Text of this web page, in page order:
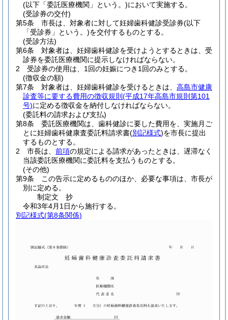
(以下「委託医療機関」という。)において実施する。
(受診券の交付)
第5条
市長は、対象者に対して妊婦歯科健診受診券(以下
「受診券」という。)を交付するものとする。
(受診方法)
第6条
対象者は、妊婦歯科健診を受けようとするときは、受
診券を委託医療機関に提示しなければならない。
2
受診券の使用は、1回の妊娠につき1回のみとする。
(徴収金の額)
第7条
対象者は、妊婦歯科健診を受けるときは、 高島市健康
診査等に要する費用の徴収規則 (平成17年高島市規則第101
号)に定める徴収金を納付しなければならない。
(委託料の請求および支払)
第8条
委託医療機関は、歯科健診に要した費用を、実施月ご
とに妊婦歯科健康査委託料請求書(別記様式)を市長に提出
するものとする。
2
市長は、 前項の規定による請求があったときは、遅滞なく
当該委託医療機関に委託料を支払うものとする。
(その他)
第9条
この告示に定めるもののほか、必要な事項は、市長が
別に定める。
制定文 抄
令和3年4月1日から施行する。
別記様式(第8条関係)